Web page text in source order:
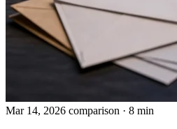
Mar 14, 2026 comparison · 8 min